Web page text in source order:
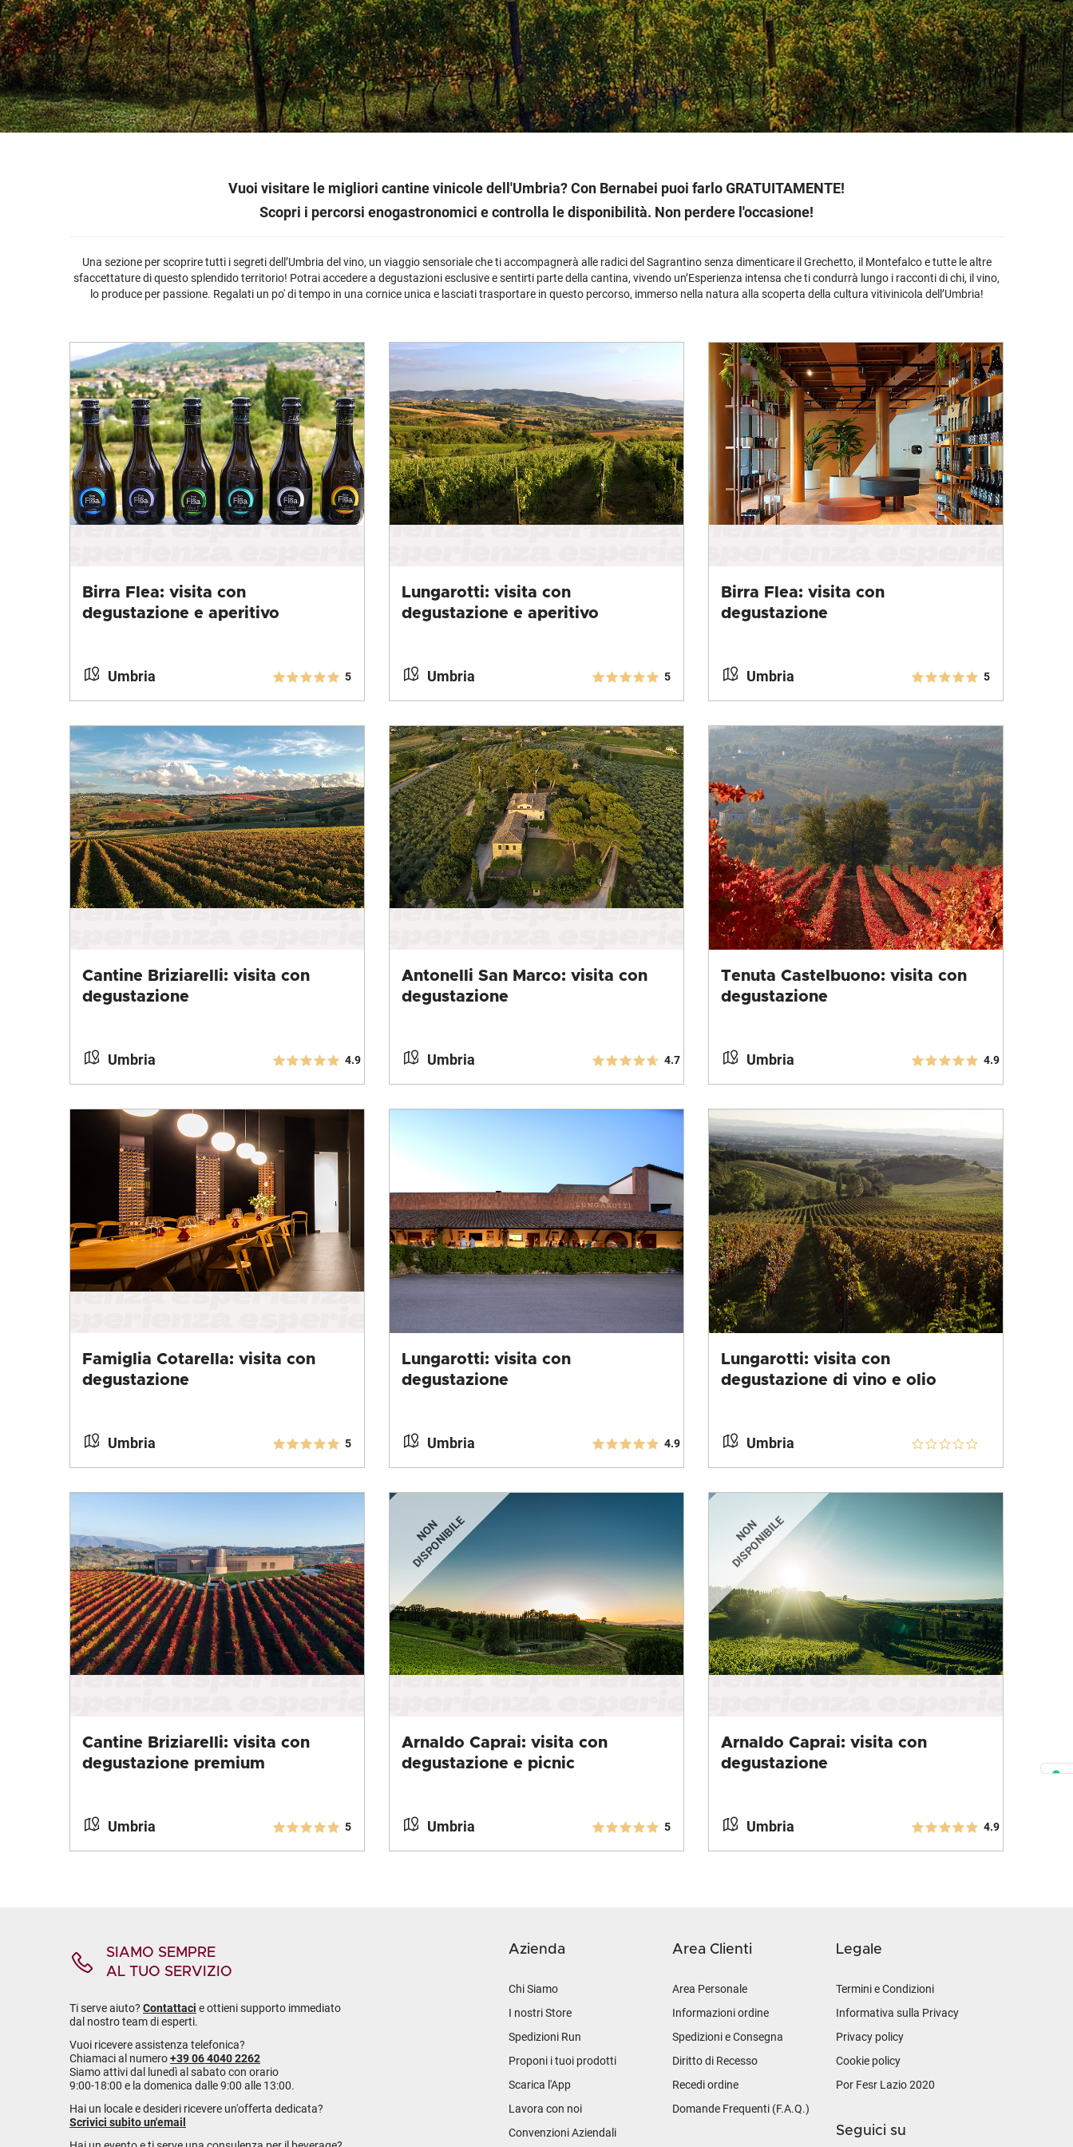
Ultimi arrivi
NEW
Accessori NEW
Ribolla Gialla
Sauvignon
Vermentino
Tutte le tipologie »
Cile
Portogallo
Spagna
Tutti i vini esteri »
Vini Dessert
Moscato
Passito
Tutti i vini dessert »
Piper-Heidsieck
Tutti i brand »
Alcohol free
Accessori
NEW
Martòn
Tutti i brand »
Metodo
Metodo Classico
Metodo Charmat
Metodo Ancestrale
Bernabei consiglia
Ultimi arrivi
NEW
Alcohol free
Malfy
Nikka
Talisker
Tutti i brand »
Shochu
Vermouth
Tutte le categorie »
Accessori
NEW
Alcohol free
Gluten free
Poretti
Tennent's
Tutti i brand »
Weissbier
Tutte le tipologie »
Umbria
Veneto
Tutte le regioni »
Marzadro
Planeta
Tutte le cantine »
Vuoi visitare le migliori cantine vinicole dell'Umbria? Con Bernabei puoi farlo GRATUITAMENTE!
Scopri i percorsi enogastronomici e controlla le disponibilità. Non perdere l'occasione!
Una sezione per scoprire tutti i segreti dell’Umbria del vino, un viaggio sensoriale che ti accompagnerà alle radici del Sagrantino senza dimenticare il Grechetto, il Montefalco e tutte le altre
sfaccettature di questo splendido territorio! Potrai accedere a degustazioni esclusive e sentirti parte della cantina, vivendo un’Esperienza intensa che ti condurrà lungo i racconti di chi, il vino,
lo produce per passione. Regalati un po' di tempo in una cornice unica e lasciati trasportare in questo percorso, immerso nella natura alla scoperta della cultura vitivinicola dell’Umbria!
Birra Flea: visita con
degustazione e aperitivo
Umbria 5
Lungarotti: visita con
degustazione e aperitivo
Umbria 5
Birra Flea: visita con
degustazione
Umbria 5
Cantine Briziarelli: visita con
degustazione
Umbria 4.9
Antonelli San Marco: visita con
degustazione
Umbria 4.7
Tenuta Castelbuono: visita con
degustazione
Umbria 4.9
Famiglia Cotarella: visita con
degustazione
Umbria 5
Lungarotti: visita con
degustazione
Umbria 4.9
Lungarotti: visita con
degustazione di vino e olio
Umbria
Cantine Briziarelli: visita con
degustazione premium
Umbria 5
Arnaldo Caprai: visita con
degustazione e picnic
Umbria 5
Arnaldo Caprai: visita con
degustazione
Umbria 4.9
SIAMO SEMPRE
AL TUO SERVIZIO
Ti serve aiuto? Contattaci e ottieni supporto immediato
dal nostro team di esperti.
Vuoi ricevere assistenza telefonica?
Chiamaci al numero+39 06 4040 2262
Siamo attivi dal lunedì al sabato con orario
9:00-18:00 e la domenica dalle 9:00 alle 13:00.
Hai un locale e desideri ricevere un'offerta dedicata?
Scrivici subito un'email
Azienda
Chi Siamo
I nostri Store
Spedizioni Run
Proponi i tuoi prodotti
Scarica l'App
Lavora con noi
Convenzioni Aziendali
Area Clienti
Area Personale
Informazioni ordine
Spedizioni e Consegna
Diritto di Recesso
Recedi ordine
Domande Frequenti (F.A.Q.)
Legale
Termini e Condizioni
Informativa sulla Privacy
Privacy policy
Cookie policy
Por Fesr Lazio 2020
Seguici su